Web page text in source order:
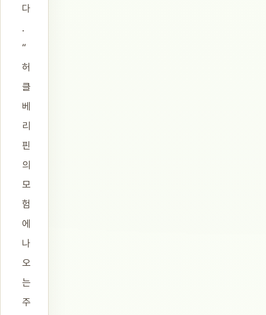
다
.
“
허
클
베
리
핀
의
모
험
에
나
오
는
주